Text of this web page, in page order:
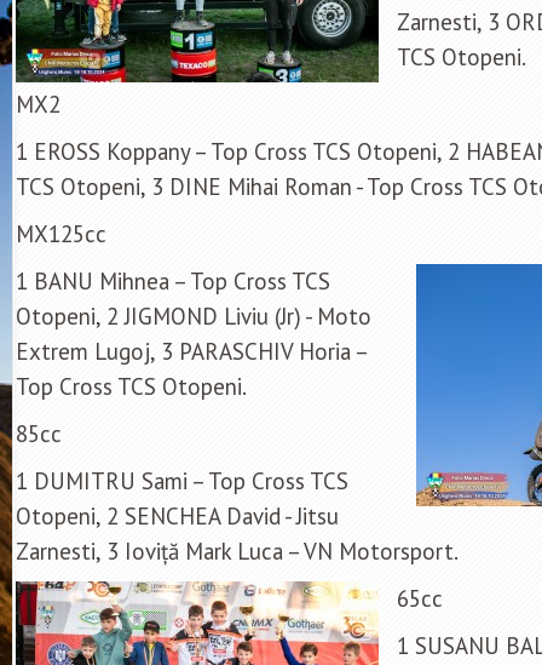
Zarnesti, 3
TCS Otopeni.
MX2
1 EROSS Koppany – Top Cross TCS Otopeni, 2
TCS Otopeni, 3 DINE Mihai Roman - Top Cross TCS
MX125cc
1 BANU Mihnea – Top Cross TCS
Otopeni, 2 JIGMOND Liviu (Jr) - Moto
Extrem Lugoj, 3 PARASCHIV Horia –
Top Cross TCS Otopeni.
85cc
1 DUMITRU Sami – Top Cross TCS
Otopeni, 2 SENCHEA David - Jitsu
Zarnesti, 3 Ioviță Mark Luca – VN Motorsport.
65cc
1 SUSANU